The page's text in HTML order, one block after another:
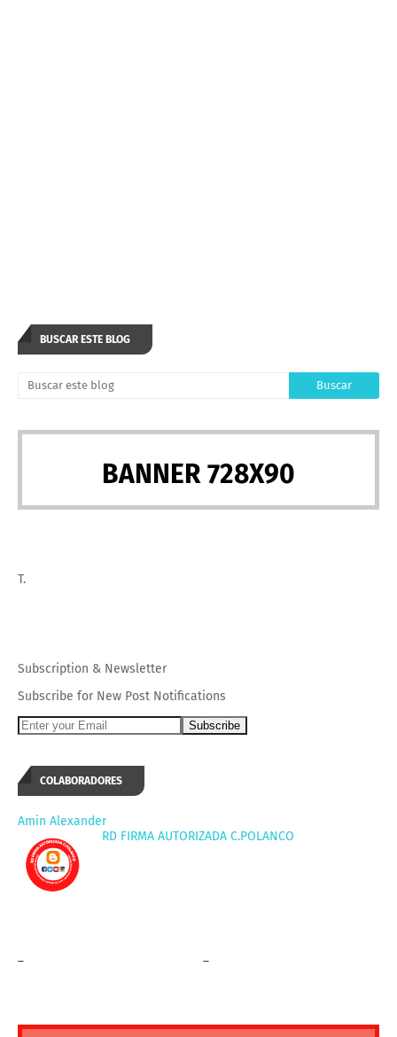
BUSCAR ESTE BLOG
BANNER 728X90
T.
Subscription & Newsletter
Subscribe for New Post Notifications
COLABORADORES
Amin Alexander
RD FIRMA AUTORIZADA C.POLANCO